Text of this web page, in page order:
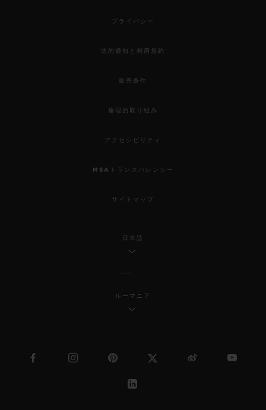
プライバシー
法的通知と利用規約
販売条件
倫理的取り組み
アクセシビリティ
MSAトランスパレンシー
サイトマップ
日本語
ルーマニア